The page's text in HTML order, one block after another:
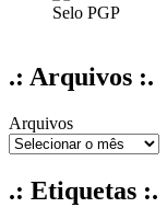
Selo PGP
.: Arquivos :.
Arquivos
.: Etiquetas :.